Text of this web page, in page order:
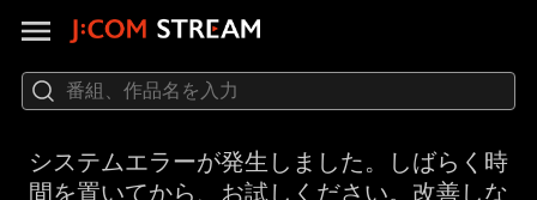
システムエラーが発生しました。しばらく時
間を置いてから、お試しください。改善しな